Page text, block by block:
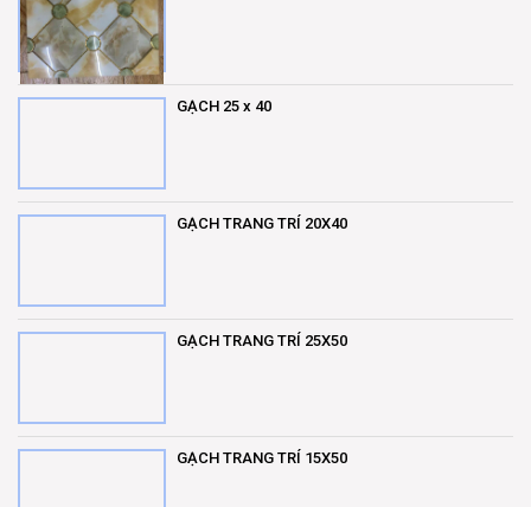
GẠCH 25 x 40
GẠCH TRANG TRÍ 20X40
GẠCH TRANG TRÍ 25X50
GẠCH TRANG TRÍ 15X50